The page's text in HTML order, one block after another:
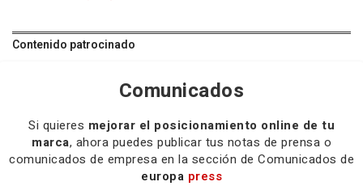
Contenido patrocinado
Comunicados
Si quieres mejorar el posicionamiento online de tu
marca, ahora puedes publicar tus notas de prensa o
comunicados de empresa en la sección de Comunicados de
europa press